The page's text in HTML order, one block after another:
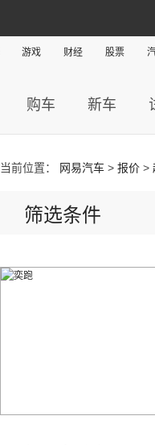
游戏 财经 股票
购车 新车
当前位置： 网易汽车 > 报价 >
筛选条件